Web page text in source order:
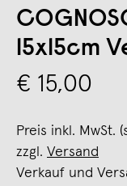
15x15cm
€ 15,00
Preis inkl. MwSt.
zzgl. Versand
Verkauf und